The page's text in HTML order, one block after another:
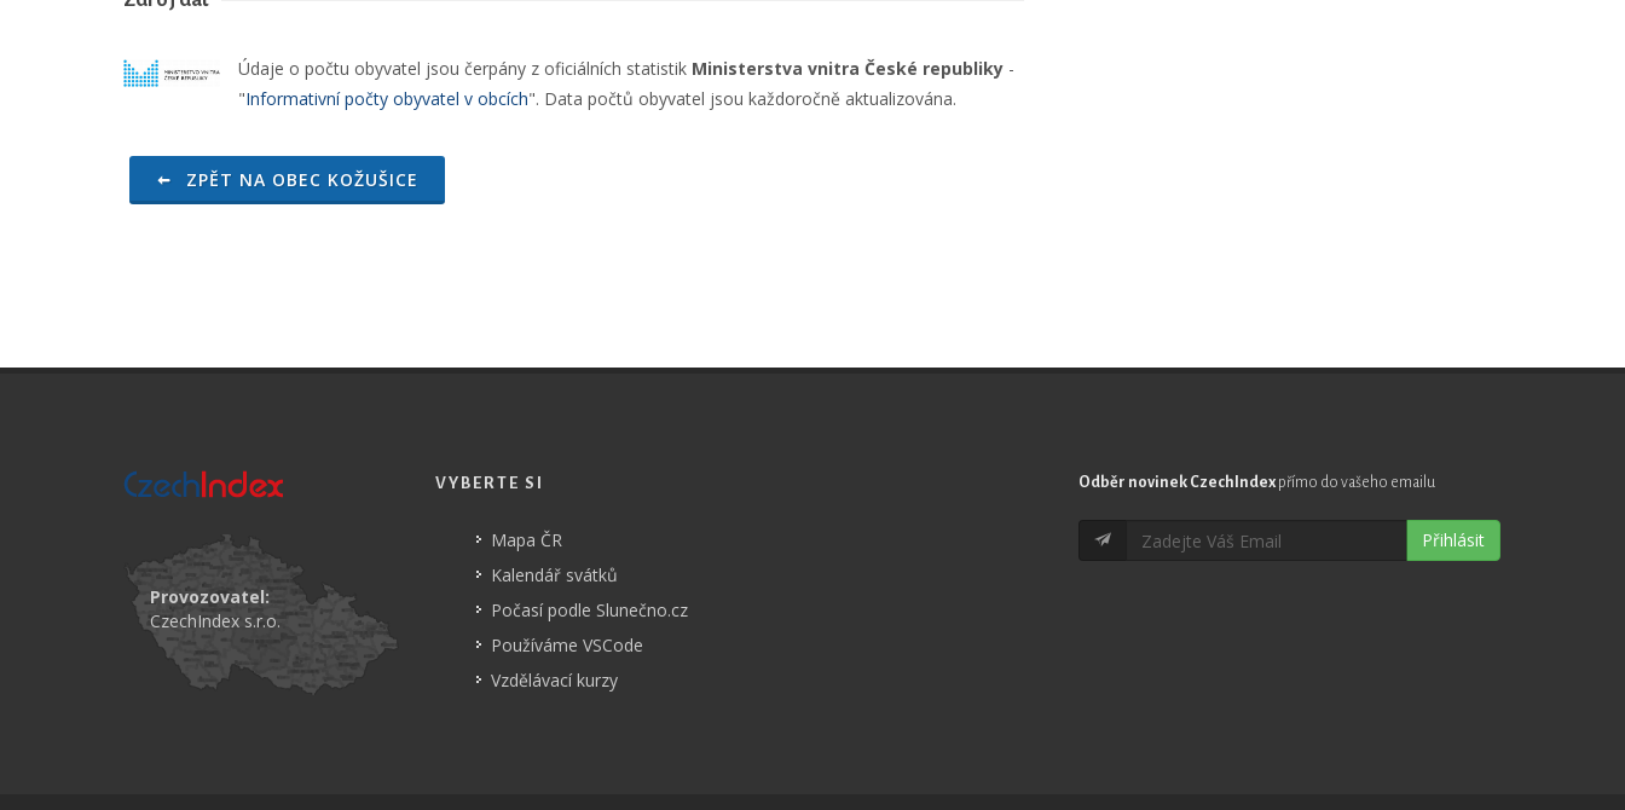
Údaje o počtu obyvatel jsou čerpány z oficiálních statistik Ministerstva vnitra České republiky -
"Informativní počty obyvatel v obcích". Data počtů obyvatel jsou každoročně aktualizována.
ZPĚT NA OBEC KOŽUŠICE
Provozovatel:
CzechIndex s.r.o.
VYBERTE SI
Mapa ČR
Kalendář svátků
Počasí podle Slunečno.cz
Používáme VSCode
Vzdělávací kurzy
Odběr novinek CzechIndex přímo do vašeho emailu
Přihlásit